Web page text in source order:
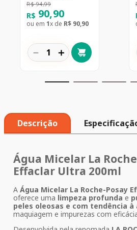
R$ 94,99
R$ 90,90
ou em 1x de R$ 90,90
＋
－
Descrição
Água Micelar La
Effaclar Ultra 200ml
A Água Micelar La Roche-Posay
oferece uma limpeza profunda e
peles oleosas e com tendência à
maquiagem e impurezas com